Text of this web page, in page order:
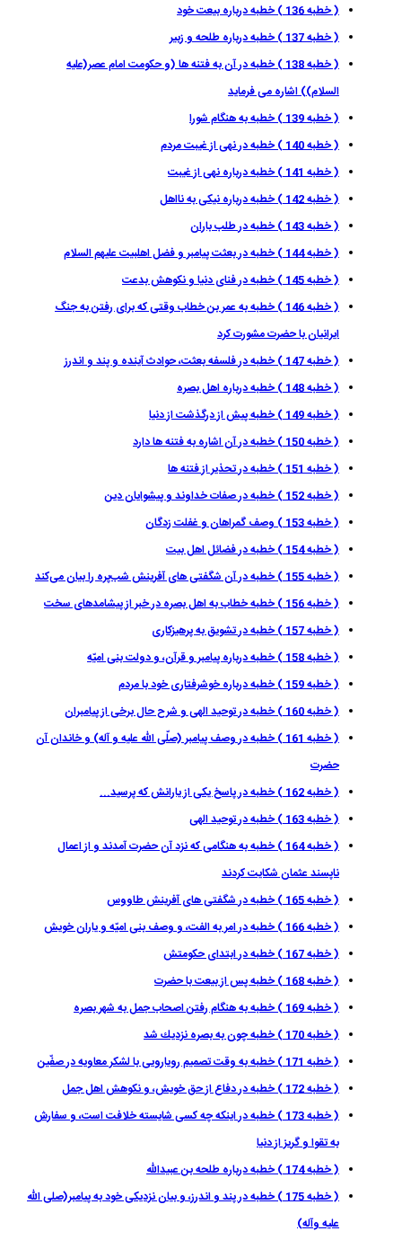
( خطبه 136 ) خطبه درباره بيعت خود
( خطبه 137 ) خطبه درباره طلحه و زبير
( خطبه 138 ) خطبه در آن به فتنه ها (و حكومت امام عصر(عليه
السلام)) اشاره مى فرمايد
( خطبه 139 ) خطبه به هنگام شورا
( خطبه 140 ) خطبه در نهى از غيبت مردم
( خطبه 141 ) خطبه درباره نهى از غيبت
( خطبه 142 ) خطبه درباره نيكى به نااهل
( خطبه 143 ) خطبه در طلب باران
( خطبه 144 ) خطبه در بعثت پيامبر و فضل اهلبيت علیهم السلام
( خطبه 145 ) خطبه در فناى دنيا و نكوهش بدعت
( خطبه 146 ) خطبه به عمر بن خطاب وقتى كه براى رفتن به جنگ
ايرانيان با حضرت مشورت كرد
( خطبه 147 ) خطبه در فلسفه بعثت، حوادث آينده و پند و اندرز
( خطبه 148 ) خطبه درباره اهل بصره
( خطبه 149 ) خطبه پيش از درگذشت از دنيا
( خطبه 150 ) خطبه در آن اشاره به فتنه ها دارد
( خطبه 151 ) خطبه در تحذير از فتنه ها
( خطبه 152 ) خطبه در صفات خداوند و پيشوايان دين
( خطبه 153 ) وصف گمراهان و غفلت زدگان
( خطبه 154 ) خطبه در فضائل اهل بيت
( خطبه 155 ) خطبه در آن شگفتی هاى آفرينش شب‌پره را بيان مى‌كند
( خطبه 156 ) خطبه خطاب به اهل بصره در خبر از پيشامدهاى سخت
( خطبه 157 ) خطبه در تشويق به پرهيزكارى
( خطبه 158 ) خطبه درباره پيامبر و قرآن، و دولت بنى اميّه
( خطبه 159 ) خطبه درباره خوشرفتارى خود با مردم
( خطبه 160 ) خطبه در توحيد الهى و شرح حال برخى از پيامبران
( خطبه 161 ) خطبه در وصف پيامبر (صلّى اللّه عليه و آله) و خاندان آن
حضرت
( خطبه 162 ) خطبه در پاسخ يكى از يارانش كه پرسيد...
( خطبه 163 ) خطبه در توحيد الهى
( خطبه 164 ) خطبه به هنگامى كه نزد آن حضرت آمدند و از اعمال
ناپسند عثمان شكايت كردند
( خطبه 165 ) خطبه در شگفتى هاى آفرينش طاووس
( خطبه 166 ) خطبه در امر به الفت، و وصف بنى اميّه و ياران خويش
( خطبه 167 ) خطبه در ابتداى حكومتش
( خطبه 168 ) خطبه پس از بيعت با حضرت
( خطبه 169 ) خطبه به هنگام رفتن اصحاب جمل به شهر بصره
( خطبه 170 ) خطبه چون به بصره نزديك شد
( خطبه 171 ) خطبه به وقت تصميم رويارويى با لشکر معاويه در صفّين
( خطبه 172 ) خطبه در دفاع از حق خويش، و نكوهش اهل جمل
( خطبه 173 ) خطبه در اينكه چه كسى شايسته خلافت است، و سفارش
به تقوا و گريز از دنيا
( خطبه 174 ) خطبه درباره طلحه بن عبيداللّه
( خطبه 175 ) خطبه در پند و اندرز، و بيان نزديكى خود به پيامبر(صلى الله
عليه وآله)